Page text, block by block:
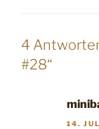
4
#28“
14.